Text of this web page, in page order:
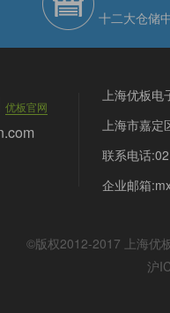
十二大仓储
优板官网
上海优板电
上海市嘉定
联系电话
企业邮箱
©版权2012-2017 上海优
沪